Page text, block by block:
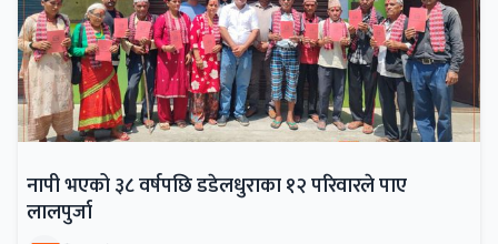
नापी भएको ३८ वर्षपछि डडेलधुराका १२ परिवारले पाए
लालपुर्जा